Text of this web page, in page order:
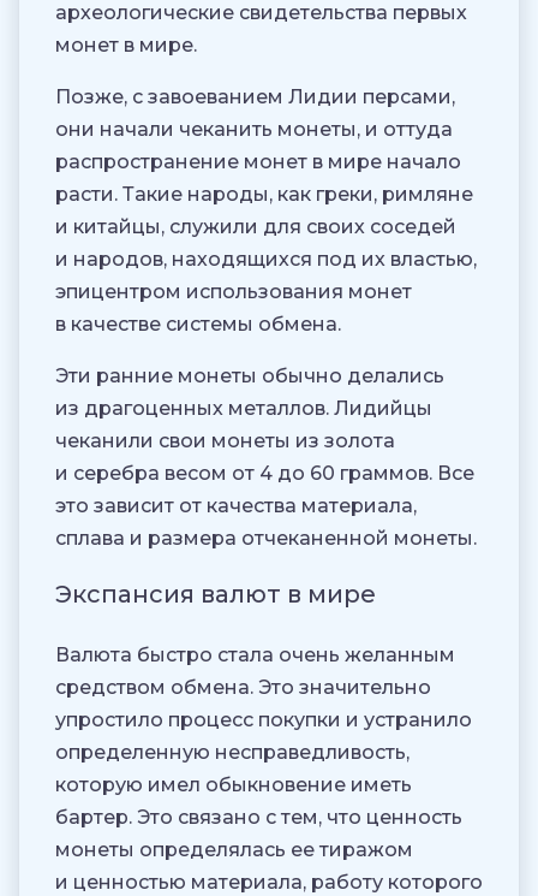
археологические свидетельства первых
монет в мире.
Позже, с завоеванием Лидии персами,
они начали чеканить монеты, и оттуда
распространение монет в мире начало
расти. Такие народы, как греки, римляне
и китайцы, служили для своих соседей
и народов, находящихся под их властью,
эпицентром использования монет
в качестве системы обмена.
Эти ранние монеты обычно делались
из драгоценных металлов. Лидийцы
чеканили свои монеты из золота
и серебра весом от 4 до 60 граммов. Все
это зависит от качества материала,
сплава и размера отчеканенной монеты.
Экспансия валют в мире
Валюта быстро стала очень желанным
средством обмена. Это значительно
упростило процесс покупки и устранило
определенную несправедливость,
которую имел обыкновение иметь
бартер. Это связано с тем, что ценность
монеты определялась ее тиражом
и ценностью материала, работу которого